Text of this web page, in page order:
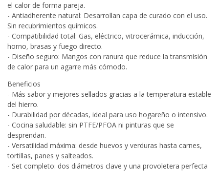
el calor de forma pareja.
- Antiadherente natural: Desarrollan capa de curado con el uso.
Sin recubrimientos químicos.
- Compatibilidad total: Gas, eléctrico, vitrocerámica, inducción,
horno, brasas y fuego directo.
- Diseño seguro: Mangos con ranura que reduce la transmisión
de calor para un agarre más cómodo.
Beneficios
- Más sabor y mejores sellados gracias a la temperatura estable
del hierro.
- Durabilidad por décadas, ideal para uso hogareño o intensivo.
- Cocina saludable: sin PTFE/PFOA ni pinturas que se
desprendan.
- Versatilidad máxima: desde huevos y verduras hasta carnes,
tortillas, panes y salteados.
- Set completo: dos diámetros clave y una provoletera perfecta